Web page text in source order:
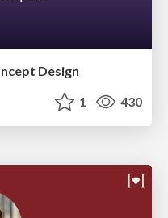
Design
1 430